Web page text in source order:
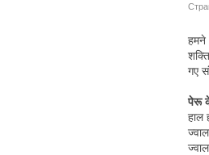
हमने
गए
पेरू
हाल